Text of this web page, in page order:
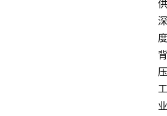
供
深
度
背
压
工
业